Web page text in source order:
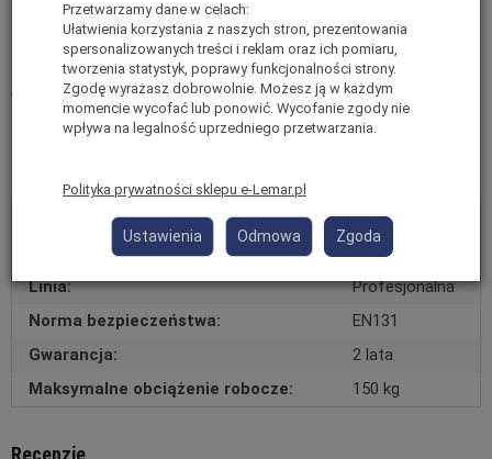
Informacje o producencie
Akcesoria
Aluminium
Linia:
Profesjonalna
Norma bezpieczeństwa:
EN131
Gwarancja:
2 lata
Maksymalne obciążenie robocze:
150 kg
Przetwarzamy dane w celach:
Ułatwienia korzystania z naszych stron, prezentowania
spersonalizowanych treści i reklam oraz ich pomiaru,
tworzenia statystyk, poprawy funkcjonalności strony.
Zgodę wyrażasz dobrowolnie. Możesz ją w każdym
momencie wycofać lub ponowić. Wycofanie zgody nie
wpływa na legalność uprzedniego przetwarzania.
Polityka prywatności sklepu e-Lemar.pl
Ustawienia Odmowa Zgoda